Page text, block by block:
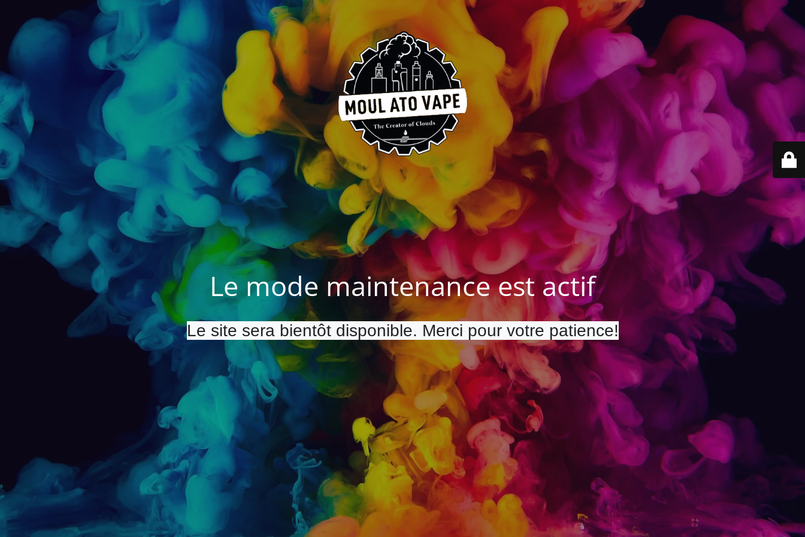
Le mode maintenance est actif
Le site sera bientôt disponible. Merci pour votre patience!